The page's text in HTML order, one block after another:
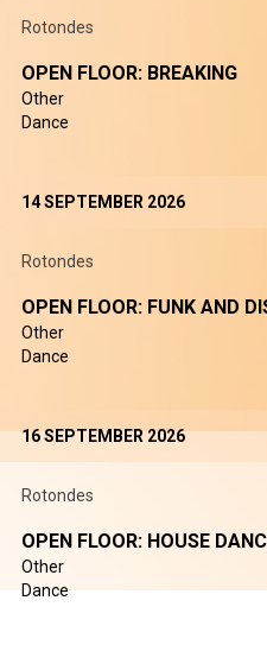
Rotondes
OPEN FLOOR: BREAKING
Other
Dance
14 SEPTEMBER 2026
Rotondes
OPEN FLOOR: FUNK AND
Other
Dance
16 SEPTEMBER 2026
Rotondes
OPEN FLOOR: HOUSE
Other
Dance